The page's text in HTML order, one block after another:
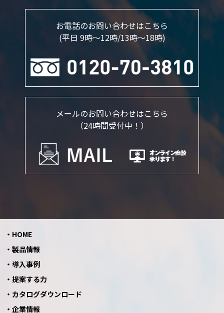
お電話のお問い合わせはこちら
(平日 9時～12時/13時〜18時)
メールのお問い合わせはこちら
（24時間受付中！）
HOME
製品情報
導入事例
提案する力
カタログダウンロード
企業情報